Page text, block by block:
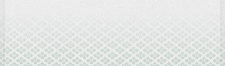
2024-10